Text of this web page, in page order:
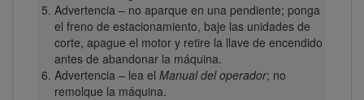
Advertencia – no aparque en una pendiente; ponga
el freno de estacionamiento, baje las unidades de
corte, apague el motor y retire la llave de encendido
antes de abandonar la máquina.
Advertencia – lea el Manual del operador; no
remolque la máquina.